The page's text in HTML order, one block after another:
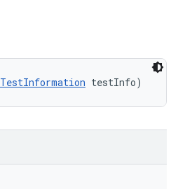
TestInformation testInfo)